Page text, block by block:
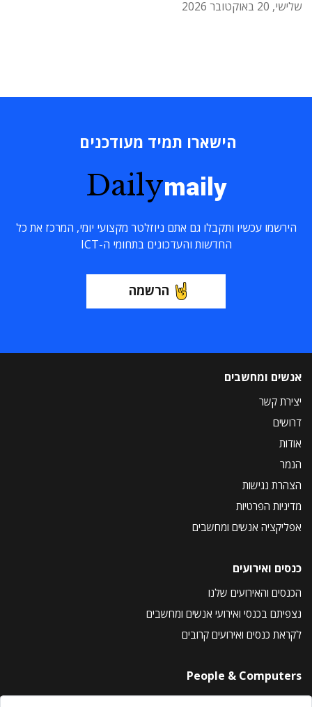
שלישי, 20 באוקטובר 2026
הישארו תמיד מעודכנים
Dailymaily
הירשמו עכשיו ותקבלו גם אתם ניוזלטר מקצועי יומי, המרכז את כל
החדשות והעדכונים בתחומי ה-ICT
הרשמה
אנשים ומחשבים
יצירת קשר
דרושים
אודות
הנמר
הצהרת נגישות
מדיניות הפרטיות
אפליקציה אנשים ומחשבים
כנסים ואירועים
הכנסים והאירועים שלנו
נצפיתם בכנסי ואירועי אנשים ומחשבים
לקראת כנסים ואירועים קרובים
People & Computers
About Us